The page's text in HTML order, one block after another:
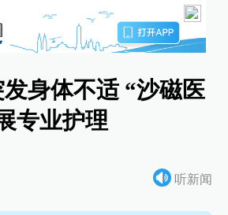
身体不适 “沙磁医
专业护理
听新闻